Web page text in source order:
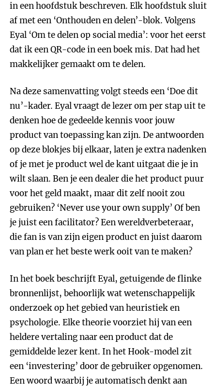
in een hoofdstuk beschreven. Elk hoofdstuk sluit
af met een ‘Onthouden en delen’-blok. Volgens
Eyal ‘Om te delen op social media’: voor het eerst
dat ik een QR-code in een boek mis. Dat had het
makkelijker gemaakt om te delen.
Na deze samenvatting volgt steeds een ‘Doe dit
nu’-kader. Eyal vraagt de lezer om per stap uit te
denken hoe de gedeelde kennis voor jouw
product van toepassing kan zijn. De antwoorden
op deze blokjes bij elkaar, laten je extra nadenken
of je met je product wel de kant uitgaat die je in
wilt slaan. Ben je een dealer die het product puur
voor het geld maakt, maar dit zelf nooit zou
gebruiken? ‘Never use your own supply’ Of ben
je juist een facilitator? Een wereldverbeteraar,
die fan is van zijn eigen product en juist daarom
van plan er het beste werk ooit van te maken?
In het boek beschrijft Eyal, getuigende de flinke
bronnenlijst, behoorlijk wat wetenschappelijk
onderzoek op het gebied van heuristiek en
psychologie. Elke theorie voorziet hij van een
heldere vertaling naar een product dat de
gemiddelde lezer kent. In het Hook-model zit
een ‘investering’ door de gebruiker opgenomen.
Een woord waarbij je automatisch denkt aan